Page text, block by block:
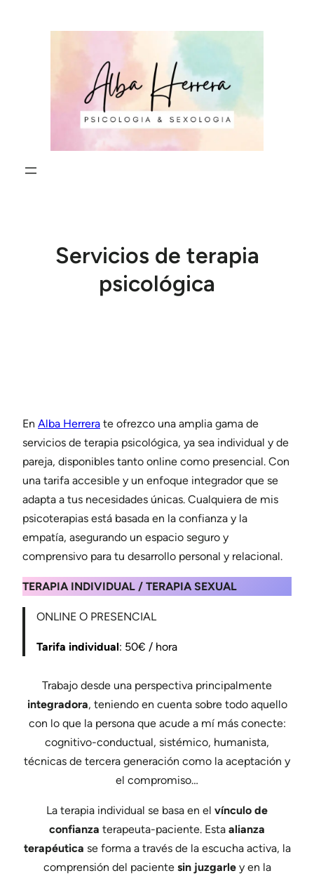
Servicios de terapia
psicológica
En Alba Herrera te ofrezco una amplia gama de
servicios de terapia psicológica, ya sea individual y de
pareja, disponibles tanto online como presencial. Con
una tarifa accesible y un enfoque integrador que se
adapta a tus necesidades únicas. Cualquiera de mis
psicoterapias está basada en la confianza y la
empatía, asegurando un espacio seguro y
comprensivo para tu desarrollo personal y relacional.
TERAPIA INDIVIDUAL / TERAPIA SEXUAL
ONLINE O PRESENCIAL
Tarifa individual: 50€ / hora
Trabajo desde una perspectiva principalmente
integradora, teniendo en cuenta sobre todo aquello
con lo que la persona que acude a mí más conecte:
cognitivo-conductual, sistémico, humanista,
técnicas de tercera generación como la aceptación y
el compromiso…
La terapia individual se basa en el vínculo de
confianza terapeuta-paciente. Esta alianza
terapéutica se forma a través de la escucha activa, la
comprensión del paciente sin juzgarley en la